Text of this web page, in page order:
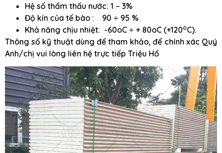
Hệ số thẩm thấu nước: 1 – 3%
Độ kín của tế bào : 90 ÷ 95 %
Khả năng chịu nhiệt: -60oC ÷ + 80oC (+120oC).
Thông số kỹ thuật dùng để tham khảo, để chính xác Quý
Anh/chị vui lòng liên hệ trực tiếp Triệu Hổ